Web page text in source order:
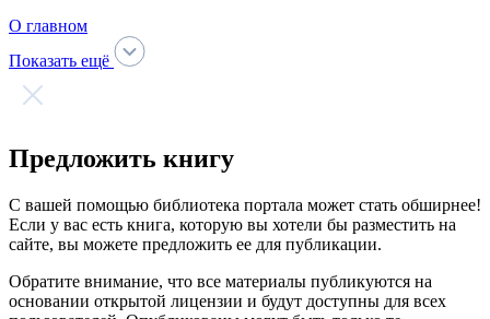
Предоставленные материалы были направлены на
модерацию.
Нам необходимо некоторое время, чтобы убедиться в том, что
публикация издания в открытом доступе не нарушит
Ок